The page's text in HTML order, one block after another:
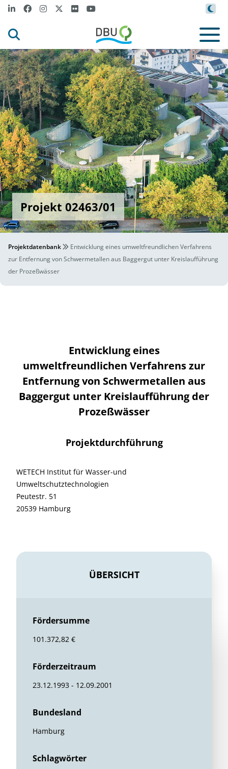
Projekt 02463/01
Projektdatenbank
Entwicklung eines umweltfreundlichen Verfahrens
zur Entfernung von Schwermetallen aus Baggergut unter Kreislaufführung
der Prozeßwässer
Entwicklung eines
umweltfreundlichen Verfahrens zur
Entfernung von Schwermetallen aus
Baggergut unter Kreislaufführung der
Prozeßwässer
Projektdurchführung
WETECH Institut für Wasser-und
Umweltschutztechnologien
Peutestr. 51
20539 Hamburg
ÜBERSICHT
Fördersumme
101.372,82 €
Förderzeitraum
23.12.1993 - 12.09.2001
Bundesland
Hamburg
Schlagwörter